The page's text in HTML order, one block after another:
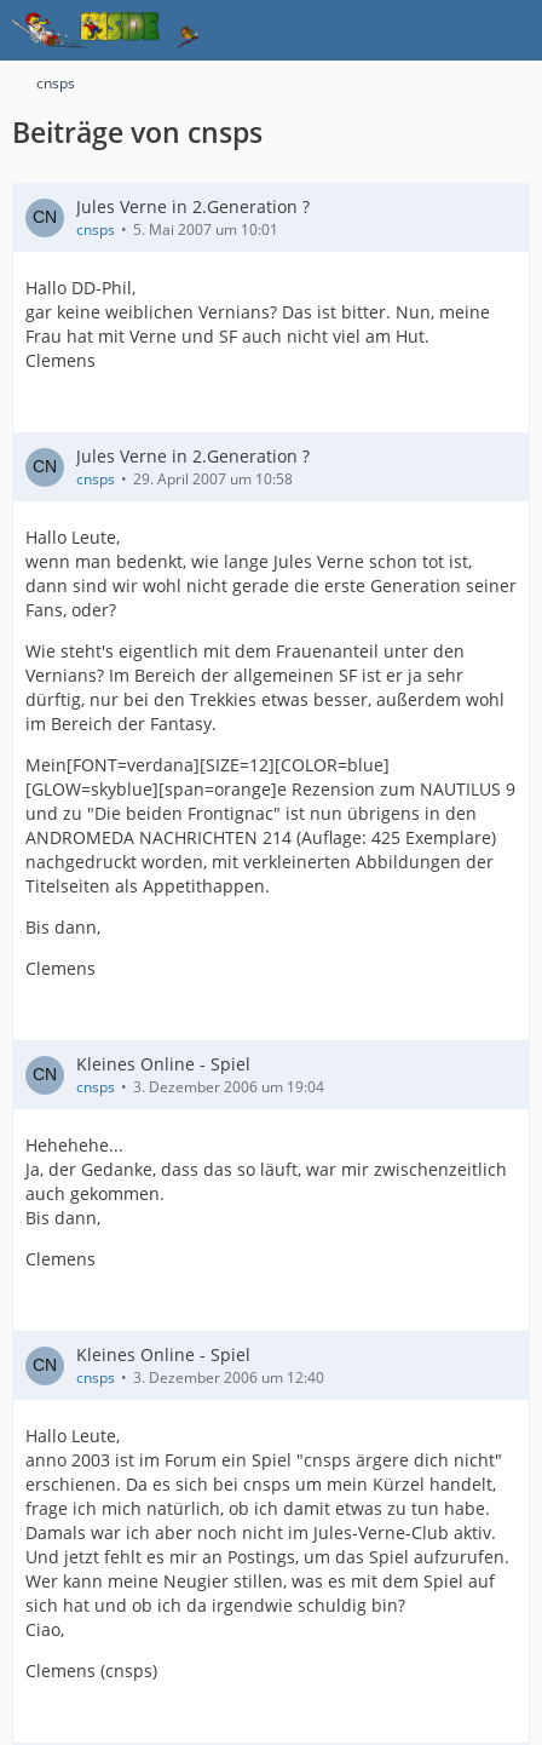
cnsps
Beiträge von cnsps
Jules Verne in 2.Generation ?
cnsps 5. Mai 2007 um 10:01
Hallo DD-Phil,
gar keine weiblichen Vernians? Das ist bitter. Nun, meine
Frau hat mit Verne und SF auch nicht viel am Hut.
Clemens
Jules Verne in 2.Generation ?
cnsps 29. April 2007 um 10:58
Hallo Leute,
wenn man bedenkt, wie lange Jules Verne schon tot ist,
dann sind wir wohl nicht gerade die erste Generation seiner
Fans, oder?
Wie steht's eigentlich mit dem Frauenanteil unter den
Vernians? Im Bereich der allgemeinen SF ist er ja sehr
dürftig, nur bei den Trekkies etwas besser, außerdem wohl
im Bereich der Fantasy.
Mein[FONT=verdana][SIZE=12][COLOR=blue]
[GLOW=skyblue][span=orange]e Rezension zum NAUTILUS 9
und zu "Die beiden Frontignac" ist nun übrigens in den
ANDROMEDA NACHRICHTEN 214 (Auflage: 425 Exemplare)
nachgedruckt worden, mit verkleinerten Abbildungen der
Titelseiten als Appetithappen.
Bis dann,
Clemens
Kleines Online - Spiel
cnsps 3. Dezember 2006 um 19:04
Hehehehe...
Ja, der Gedanke, dass das so läuft, war mir zwischenzeitlich
auch gekommen.
Bis dann,
Clemens
Kleines Online - Spiel
cnsps 3. Dezember 2006 um 12:40
Hallo Leute,
anno 2003 ist im Forum ein Spiel "cnsps ärgere dich nicht"
erschienen. Da es sich bei cnsps um mein Kürzel handelt,
frage ich mich natürlich, ob ich damit etwas zu tun habe.
Damals war ich aber noch nicht im Jules-Verne-Club aktiv.
Und jetzt fehlt es mir an Postings, um das Spiel aufzurufen.
Wer kann meine Neugier stillen, was es mit dem Spiel auf
sich hat und ob ich da irgendwie schuldig bin?
Ciao,
Clemens (cnsps)